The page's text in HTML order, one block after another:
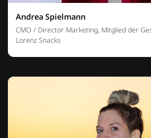
Andrea Spielmann
CMO / Director Marketing, Mitglied der
Lorenz Snacks